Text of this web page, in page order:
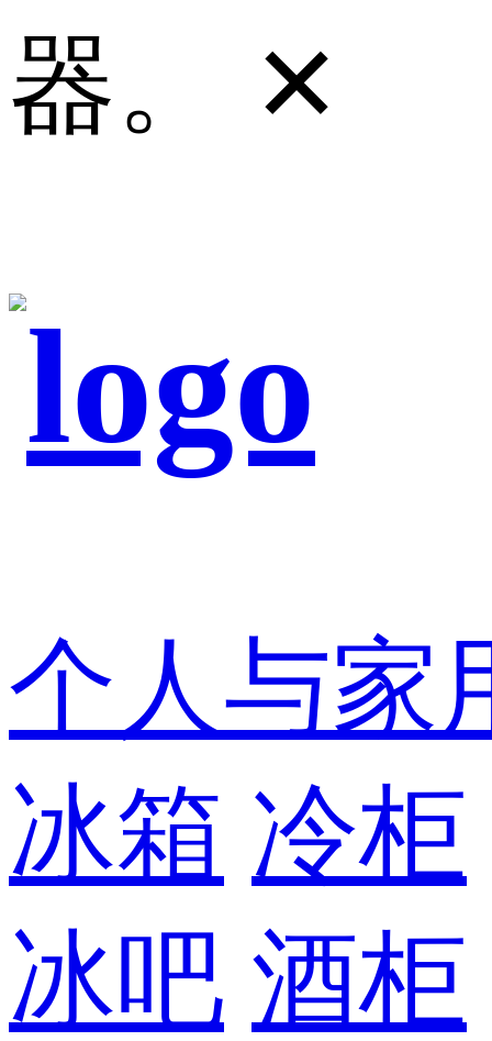
器。
✕
个人与家
冰箱 冷柜
冰吧 酒柜